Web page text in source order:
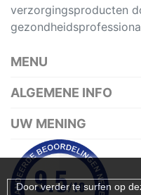
verzorgingsproducten
MENU
ALGEMENE INFO
Door verder te surfen op
UW MENING